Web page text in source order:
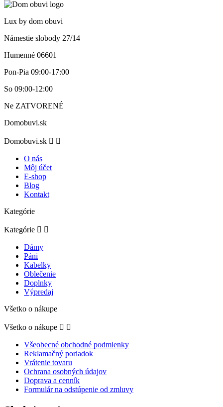
Lux by dom obuvi
Námestie slobody 27/14
Humenné 06601
Pon-Pia 09:00-17:00
So 09:00-12:00
Ne ZATVORENÉ
Domobuvi.sk
Domobuvi.sk  
O nás
Môj účet
E-shop
Blog
Kontakt
Kategórie
Kategórie  
Dámy
Páni
Kabelky
Oblečenie
Doplnky
Výpredaj
Všetko o nákupe
Všetko o nákupe  
Všeobecné obchodné podmienky
Reklamačný poriadok
Vrátenie tovaru
Ochrana osobných údajov
Doprava a cenník
Formulár na odstúpenie od zmluvy